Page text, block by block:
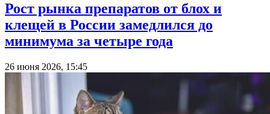
Рост рынка препаратов от блох и
клещей в России замедлился до
минимума за четыре года
26 июня 2026, 15:45